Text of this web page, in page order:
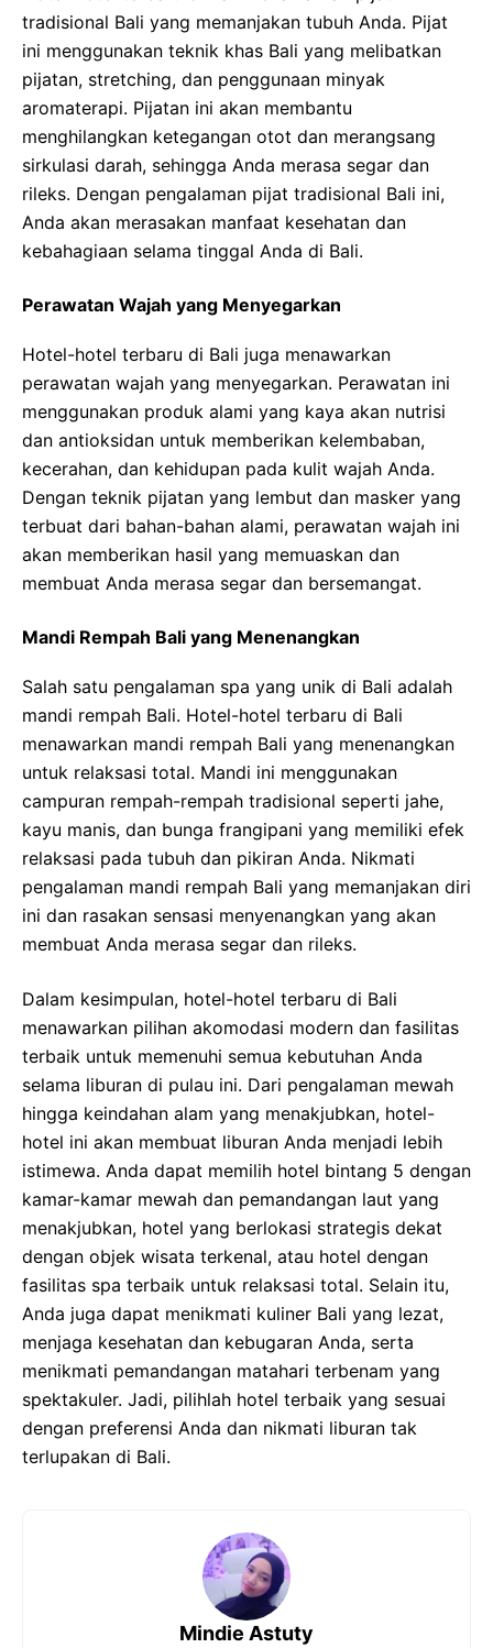
tradisional Bali yang memanjakan tubuh Anda. Pijat
ini menggunakan teknik khas Bali yang melibatkan
pijatan, stretching, dan penggunaan minyak
aromaterapi. Pijatan ini akan membantu
menghilangkan ketegangan otot dan merangsang
sirkulasi darah, sehingga Anda merasa segar dan
rileks. Dengan pengalaman pijat tradisional Bali ini,
Anda akan merasakan manfaat kesehatan dan
kebahagiaan selama tinggal Anda di Bali.
Perawatan Wajah yang Menyegarkan
Hotel-hotel terbaru di Bali juga menawarkan
perawatan wajah yang menyegarkan. Perawatan ini
menggunakan produk alami yang kaya akan nutrisi
dan antioksidan untuk memberikan kelembaban,
kecerahan, dan kehidupan pada kulit wajah Anda.
Dengan teknik pijatan yang lembut dan masker yang
terbuat dari bahan-bahan alami, perawatan wajah ini
akan memberikan hasil yang memuaskan dan
membuat Anda merasa segar dan bersemangat.
Mandi Rempah Bali yang Menenangkan
Salah satu pengalaman spa yang unik di Bali adalah
mandi rempah Bali. Hotel-hotel terbaru di Bali
menawarkan mandi rempah Bali yang menenangkan
untuk relaksasi total. Mandi ini menggunakan
campuran rempah-rempah tradisional seperti jahe,
kayu manis, dan bunga frangipani yang memiliki efek
relaksasi pada tubuh dan pikiran Anda. Nikmati
pengalaman mandi rempah Bali yang memanjakan diri
ini dan rasakan sensasi menyenangkan yang akan
membuat Anda merasa segar dan rileks.
Dalam kesimpulan, hotel-hotel terbaru di Bali
menawarkan pilihan akomodasi modern dan fasilitas
terbaik untuk memenuhi semua kebutuhan Anda
selama liburan di pulau ini. Dari pengalaman mewah
hingga keindahan alam yang menakjubkan, hotel-
hotel ini akan membuat liburan Anda menjadi lebih
istimewa. Anda dapat memilih hotel bintang 5 dengan
kamar-kamar mewah dan pemandangan laut yang
menakjubkan, hotel yang berlokasi strategis dekat
dengan objek wisata terkenal, atau hotel dengan
fasilitas spa terbaik untuk relaksasi total. Selain itu,
Anda juga dapat menikmati kuliner Bali yang lezat,
menjaga kesehatan dan kebugaran Anda, serta
menikmati pemandangan matahari terbenam yang
spektakuler. Jadi, pilihlah hotel terbaik yang sesuai
dengan preferensi Anda dan nikmati liburan tak
terlupakan di Bali.
Mindie Astuty